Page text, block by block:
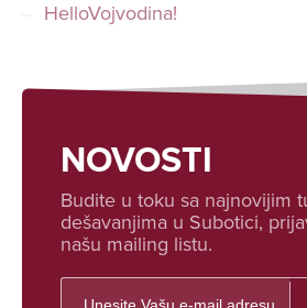
HelloVojvodina!
NOVOSTI
Budite u toku sa najnovijim
dešavanjima u Subotici,
našu mailing listu.